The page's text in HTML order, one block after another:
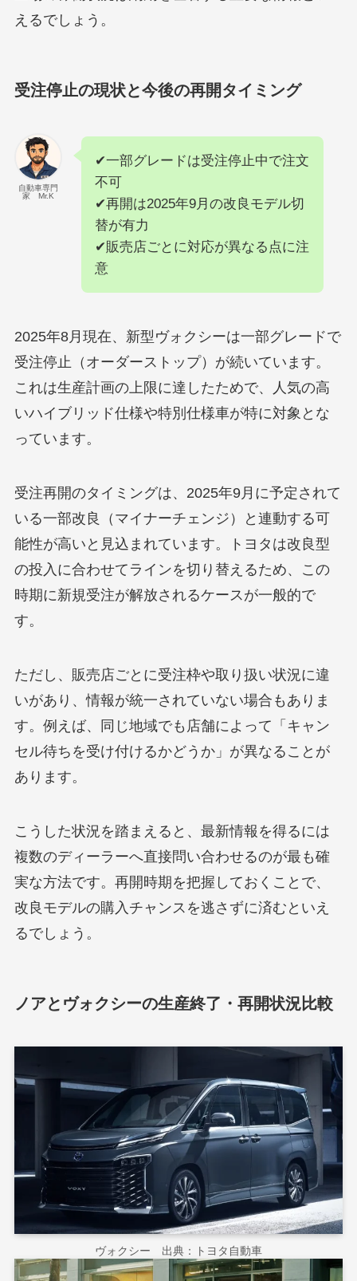
えるでしょう。
受注停止の現状と今後の再開タイミング
自動車専門
家 Mr.K
✔一部グレードは受注停止中で注文
不可
✔再開は2025年9月の改良モデル切
替が有力
✔販売店ごとに対応が異なる点に注
意
2025年8月現在、新型ヴォクシーは一部グレードで
受注停止（オーダーストップ）が続いています。
これは生産計画の上限に達したためで、人気の高
いハイブリッド仕様や特別仕様車が特に対象とな
っています。
受注再開のタイミングは、2025年9月に予定されて
いる一部改良（マイナーチェンジ）と連動する可
能性が高いと見込まれています。トヨタは改良型
の投入に合わせてラインを切り替えるため、この
時期に新規受注が解放されるケースが一般的で
す。
ただし、販売店ごとに受注枠や取り扱い状況に違
いがあり、情報が統一されていない場合もありま
す。例えば、同じ地域でも店舗によって「キャン
セル待ちを受け付けるかどうか」が異なることが
あります。
こうした状況を踏まえると、最新情報を得るには
複数のディーラーへ直接問い合わせるのが最も確
実な方法です。再開時期を把握しておくことで、
改良モデルの購入チャンスを逃さずに済むといえ
るでしょう。
ノアとヴォクシーの生産終了・再開状況比較
ヴォクシー 出典：トヨタ自動車